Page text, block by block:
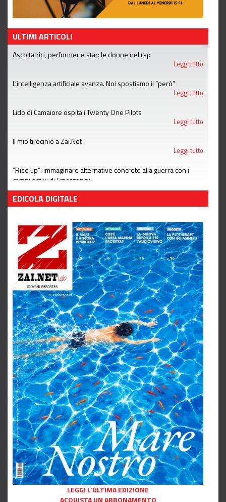
ULTIMI ARTICOLI
Ascoltatrici, performer e star: le donne nel rap
Leggi tutto
L’intelligenza artificiale avanza. Noi spostiamo il “però”
Leggi tutto
Lido di Camaiore ospita i Twenty One Pilots
Leggi tutto
Il mio tirocinio a Zai.Net
Leggi tutto
“Rise up”: immaginare alternative concrete alla guerra con i
campi estivi di Emergency
Leggi tutto
EDICOLA DIGITALE
LEGGI L'ULTIMA EDIZIONE
ACQUISTA UN ABBONAMENTO